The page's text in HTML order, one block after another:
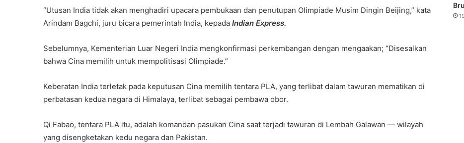
“Utusan India tidak akan menghadiri upacara pembukaan dan penutupan Olimpiade Musim Dingin Beijing,” kata
Arindam Bagchi, juru bicara pemerintah India, kepada Indian Express.
Sebelumnya, Kementerian Luar Negeri India mengkonfirmasi perkembangan dengan mengaakan; “Disesalkan
bahwa Cina memilih untuk mempolitisasi Olimpiade.”
Keberatan India terletak pada keputusan Cina memilih tentara PLA, yang terlibat dalam tawuran mematikan di
perbatasan kedua negara di Himalaya, terlibat sebagai pembawa obor.
Qi Fabao, tentara PLA itu, adalah komandan pasukan Cina saat terjadi tawuran di Lembah Galawan — wilayah
yang disengketakan kedu negara dan Pakistan.